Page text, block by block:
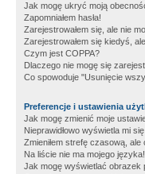
Jak mogę ukryć moją
Zapomniałem hasła!
Zarejestrowałem się, ale nie
Zarejestrowałem się kiedyś,
Czym jest COPPA?
Dlaczego nie mogę się
Co spowoduje "Usunięcie
Preferencje i ustawienia
Jak mogę zmienić moje
Nieprawidłowo wyświetla mi
Zmieniłem strefę czasową, ale
Na liście nie ma mojego języka!
Jak mogę wyświetlać obrazek